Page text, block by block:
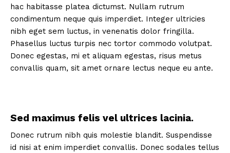
hac habitasse platea dictumst. Nullam rutrum
condimentum neque quis imperdiet. Integer ultricies
nibh eget sem luctus, in venenatis dolor fringilla.
Phasellus luctus turpis nec tortor commodo volutpat.
Donec egestas, mi et aliquam egestas, risus metus
convallis quam, sit amet ornare lectus neque eu ante.
Sed maximus felis vel ultrices lacinia.
Donec rutrum nibh quis molestie blandit. Suspendisse
id nisi at enim imperdiet convallis. Donec sodales tellus